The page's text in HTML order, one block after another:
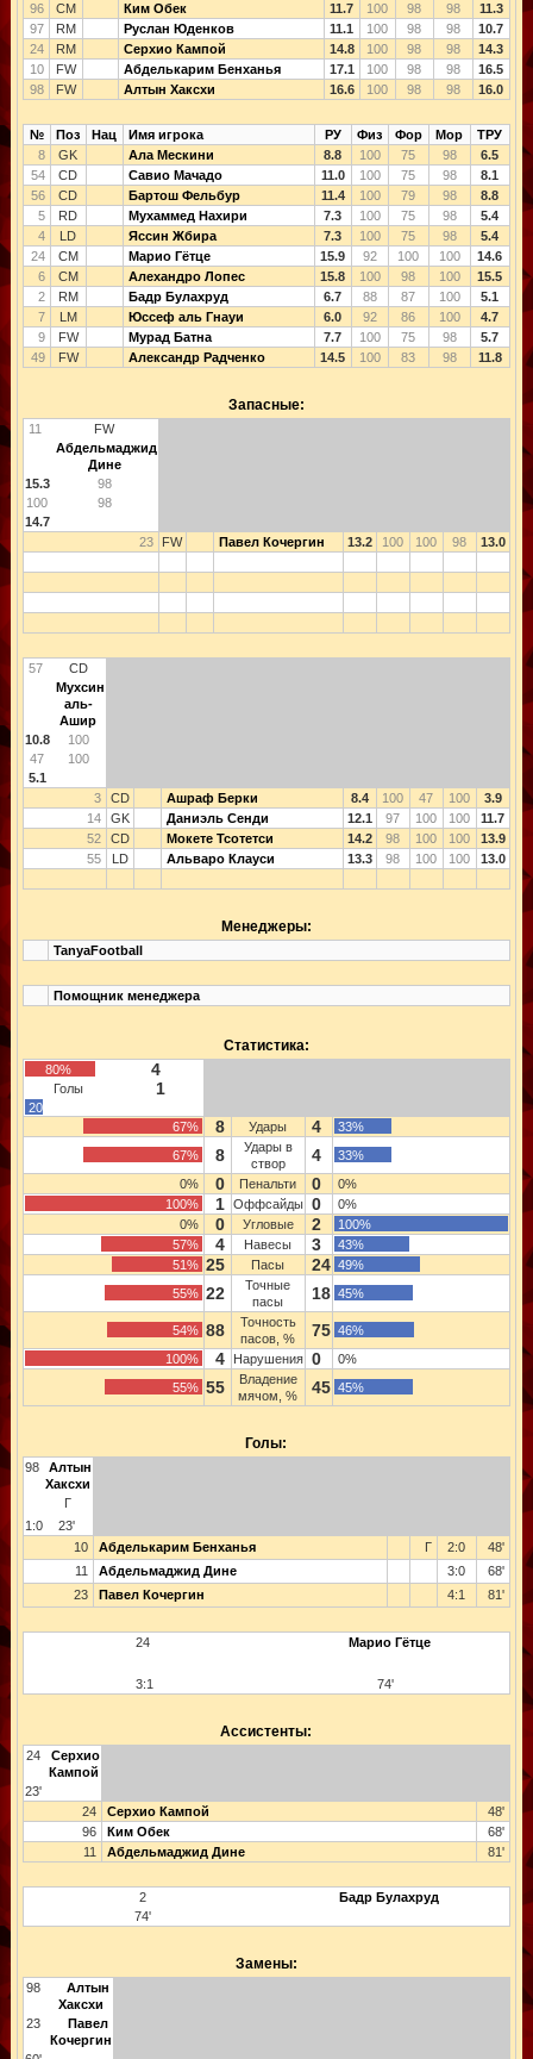
96
CM Ким Обек 11.7 100 98 98
11.3
97
RM Руслан Юденков 11.1 100 98 98
10.7
24
RM Серхио Кампой 14.8 100 98 98
14.3
10
FW Абделькарим Бенханья 17.1 100 98 98
16.5
98
FW Алтын Хаксхи 16.6 100 98 98 16.0
№ Поз Нац Имя игрока РУ Физ Фор Мор
ТРУ
8
GK Ала Мескини 8.8 100 75 98
6.5
54
CD Савио Мачадо 11.0 100 75 98
8.1
56
CD Бартош Фельбур 11.4 100 79 98
8.8
5
RD Мухаммед Нахири 7.3 100 75 98
5.4
4
LD Яссин Жбира 7.3 100 75 98
5.4
24
CM Марио Гётце 15.9 92 100 100
14.6
6
CM Алехандро Лопес 15.8 100 98 100
15.5
2
RM Бадр Булахруд 6.7 88 87 100
5.1
7
LM Юссеф аль Гнауи 6.0 92 86 100
4.7
9
FW Мурад Батна 7.7 100 75 98
5.7
49
FW Александр Радченко 14.5 100 83 98 11.8
Запасные:
11
FW
Абдельмаджид
Дине
15.3
98
100
98
14.7
23
FW Павел Кочергин 13.2 100 100 98 13.0
57
CD
Мухсин
аль-
Ашир
10.8
100
47
100
5.1
3
CD Ашраф Берки 8.4 100 47 100
3.9
14
GK Даниэль Сенди 12.1 97 100 100
11.7
52
CD Мокете Тсотетси 14.2 98 100 100
13.9
55
LD Альваро Клауси 13.3 98 100 100 13.0
Менеджеры:
TanyaFootball
Помощник менеджера
Статистика:
80% 4
Голы 1
20%
67%
8 Удары 4
33%
67%
8
Удары в
створ
4
33%
0%
0 Пенальти 0
0%
100%
1 Оффсайды 0
0%
0%
0 Угловые 2
100%
57%
4 Навесы 3
43%
51% 25 Пасы 24 49%
55% 22
Точные
пасы
18 45%
54% 88
Точность
пасов, %
75 46%
100%
4 Нарушения 0
0%
55% 55
Владение
мячом, %
45 45%
Голы:
98
Алтын
Хаксхи
Г
1:0
23'
10
Абделькарим Бенханья Г 2:0
48'
11
Абдельмаджид Дине 3:0
68'
23
Павел Кочергин 4:1 81'
24 Марио Гётце
3:1 74'
Ассистенты:
24
Серхио
Кампой
23'
24
Серхио Кампой
48'
96
Ким Обек
68'
11
Абдельмаджид Дине 81'
2
Бадр Булахруд
74'
Замены:
98
Алтын
Хаксхи
23
Павел
Кочергин